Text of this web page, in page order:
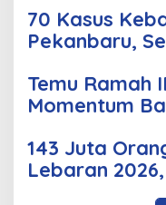
70 Kasus
Pekanbaru,
Temu Ramah
Momentum
143 Juta
Lebaran
Berbagai